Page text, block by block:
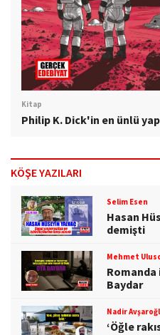
Kitap
Philip K. Dick'in en ünlü
KÖŞE YAZILARI
Selim Esen
Hasan
demişti
Mehmet
Romanda
Baydar
Nadir
‘Öğle